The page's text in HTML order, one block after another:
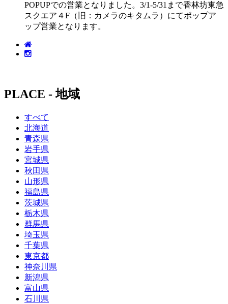
POPUPでの営業となりました。3/1-5/31まで香林坊東急
スクエア４F（旧：カメラのキタムラ）にてポップア
ップ営業となります。
PLACE - 地域
すべて
北海道
青森県
岩手県
宮城県
秋田県
山形県
福島県
茨城県
栃木県
群馬県
埼玉県
千葉県
東京都
神奈川県
新潟県
富山県
石川県